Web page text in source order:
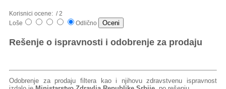
Korisnici ocene: / 2
Loše
Odlično
Rešenje o ispravnosti i odobrenje za prodaju
Odobrenje za prodaju filtera kao i njihovu zdravstvenu ispravnost